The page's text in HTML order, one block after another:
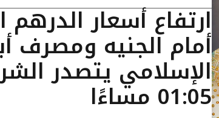
ارتفاع أسعار الدرهم
أمام الجنيه ومصرف
الإسلامي يتصدر
01:05 مساءًا